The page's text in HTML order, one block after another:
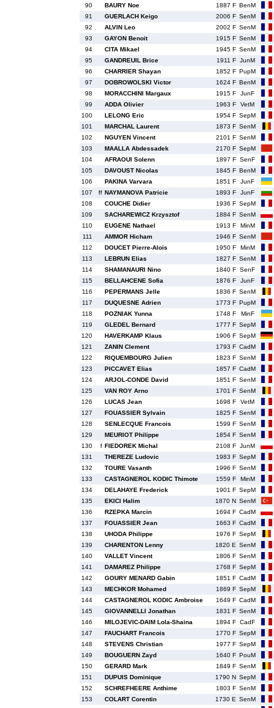
90
BAURY Noe 1887 F BenM
91
GUERLACH Keigo 2006 F SenM
92
ALVIN Leo 2002 F SenM
93
GAYON Benoit 1915 F SenM
94
CITA Mikael 1945 F SenM
95
GANDREUIL Brice 1911 F JunM
96
CHARRIER Shayan 1852 F PupM
97
DOBROWOLSKI Victor 1624 F BenM
98
MORACCHINI Margaux 1915 F
JunF
99
ADDA Olivier 1963 F
VetM
100
LELONG Eric 1954 F SepM
101
MARCHAL Laurent 1873 F SenM
102
NGUYEN Vincent 2101 F SenM
103
MAALLA Abdessadek 2170 F SepM
104
AFRAOUI Solenn 1897 F SenF
105
DAVOUST Nicolas 1845 F BenM
106
PAKINA Varvara 1851 F
JunF
107
ff NAYMANOVA Patricie 1893 F
JunF
108
COUCHE Didier 1936 F SepM
109
SACHAREWICZ Krzysztof 1884 F SenM
110
EUGENE Nathael 1913 F
MinM
111
AMMOR Hicham 1946 F SenM
112
DOUCET Pierre-Alois 1950 F
MinM
113
LEBRUN Elias 1827 F SenM
114
SHAMANAURI Nino 1840 F SenF
115
BELLAHCENE Sofia 1876 F
JunF
116
PEPERMANS Jelle 1836 F SenM
117
DUQUESNE Adrien 1773 F PupM
118
POZNIAK Yunna 1748 F
MinF
119
GLEDEL Bernard 1777 F SepM
120
HAVERKAMP Klaus 1906 F SepM
121
ZANIN Clement 1793 F CadM
122
RIQUEMBOURG Julien 1823 F SenM
123
PICCAVET Elias 1857 F CadM
124
ARJOL-CONDE David 1851 F SenM
125
VAN ROY Arno 1701 F SenM
126
LUCAS Jean 1698 F
VetM
127
FOUASSIER Sylvain 1825 F SenM
128
SENLECQUE Francois 1599 F SenM
129
MEURIOT Philippe 1854 F SenM
130
f FIEDOREK Michal 2108 F JunM
131
THEREZE Ludovic 1983 F SepM
132
TOURE Vasanth 1996 F SenM
133
CASTAGNEROL KODIC Thimote 1559 F
MinM
134
DELAHAYE Frederick 1901 F SepM
135
EKICI Halim 1870 N SenM
136
RZEPKA Marcin 1694 F CadM
137
FOUASSIER Jean 1663 F CadM
138
UHODA Philippe 1976 F SepM
139
CHARENTON Lenny 1820 E SenM
140
VALLET Vincent 1806 F SenM
141
DAMAREZ Philippe 1768 F SepM
142
GOURY MENARD Gabin 1851 F CadM
143
MECHKOR Mohamed 1869 F SepM
144
CASTAGNEROL KODIC Ambroise 1649 F CadM
145
GIOVANNELLI Jonathan 1831 F SenM
146
MILOJEVIC-DAIM Lola-Shaina 1894 F CadF
147
FAUCHART Francois 1770 F SepM
148
STEVENS Christian 1977 F SepM
149
BOUGUERN Zayd 1640 F PouM
150
GERARD Mark 1849 F SenM
151
DUPUIS Dominique 1790 N SepM
152
SCHREFHEERE Anthime 1803 F SenM
153
COLART Corentin 1730 E SenM